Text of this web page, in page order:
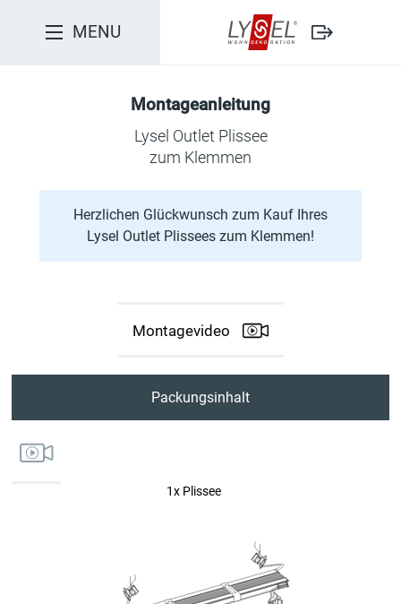
MENU
Anleitung drucken
Montagevideo
1. Klemmträger anbringen
3. Länge der Spannschnur ermitteln
4. Einfädeln der Spannschnur
6. Sicherung entfernen
7. Bediengriffe aufstecken
9. In der Breite kürzen - Plissee kürzen
Montageanleitung
Lysel Outlet Plissee
zum Klemmen
Herzlichen Glückwunsch zum Kauf Ihres
Lysel Outlet Plissees zum Klemmen!
Montagevideo
Packungsinhalt
1x Plissee